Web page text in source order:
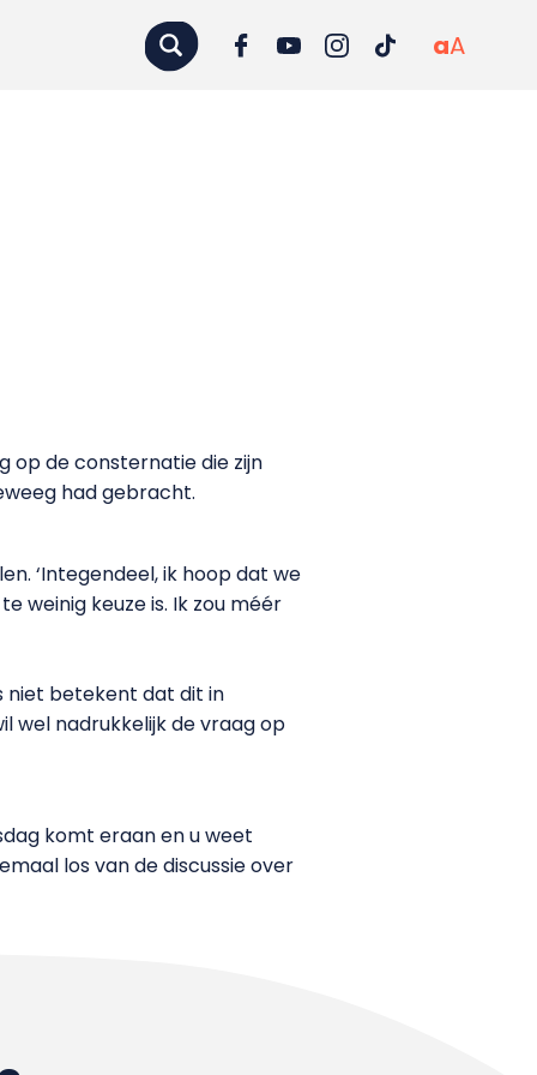
aA
op de consternatie die zijn
had gebracht.
‘Integendeel, ik hoop dat we
weinig keuze is. Ik zou méér
niet betekent dat dit in
wel nadrukkelijk de vraag op
komt eraan en u weet
los van de discussie over